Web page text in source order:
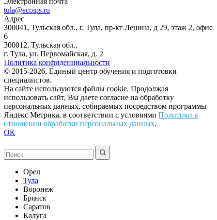
tula@ecoips.ru
Адрес
300041, Тульская обл., г. Тула, пр-кт Ленина, д 29, этаж 2, офис
6
300012, Тульская обл.,
г. Тула, ул. Первомайская, д. 2
Политика конфиденциальности
© 2015-2026, Единый центр обучения и подготовки
специалистов.
На сайте используются файлы cookie. Продолжая
использовать сайт, Вы даете согласие на обработку
персональных данных, собираемых посредством программы
Яндекс Метрика, в соответствии с условиями Политики в
отношении обработки персональных данных.
ОК
Орел
Тула
Воронеж
Брянск
Саратов
Калуга